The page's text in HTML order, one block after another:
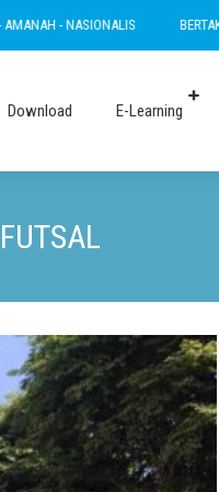
- NASIONALIS BERTAKWA -
Download E-Learning